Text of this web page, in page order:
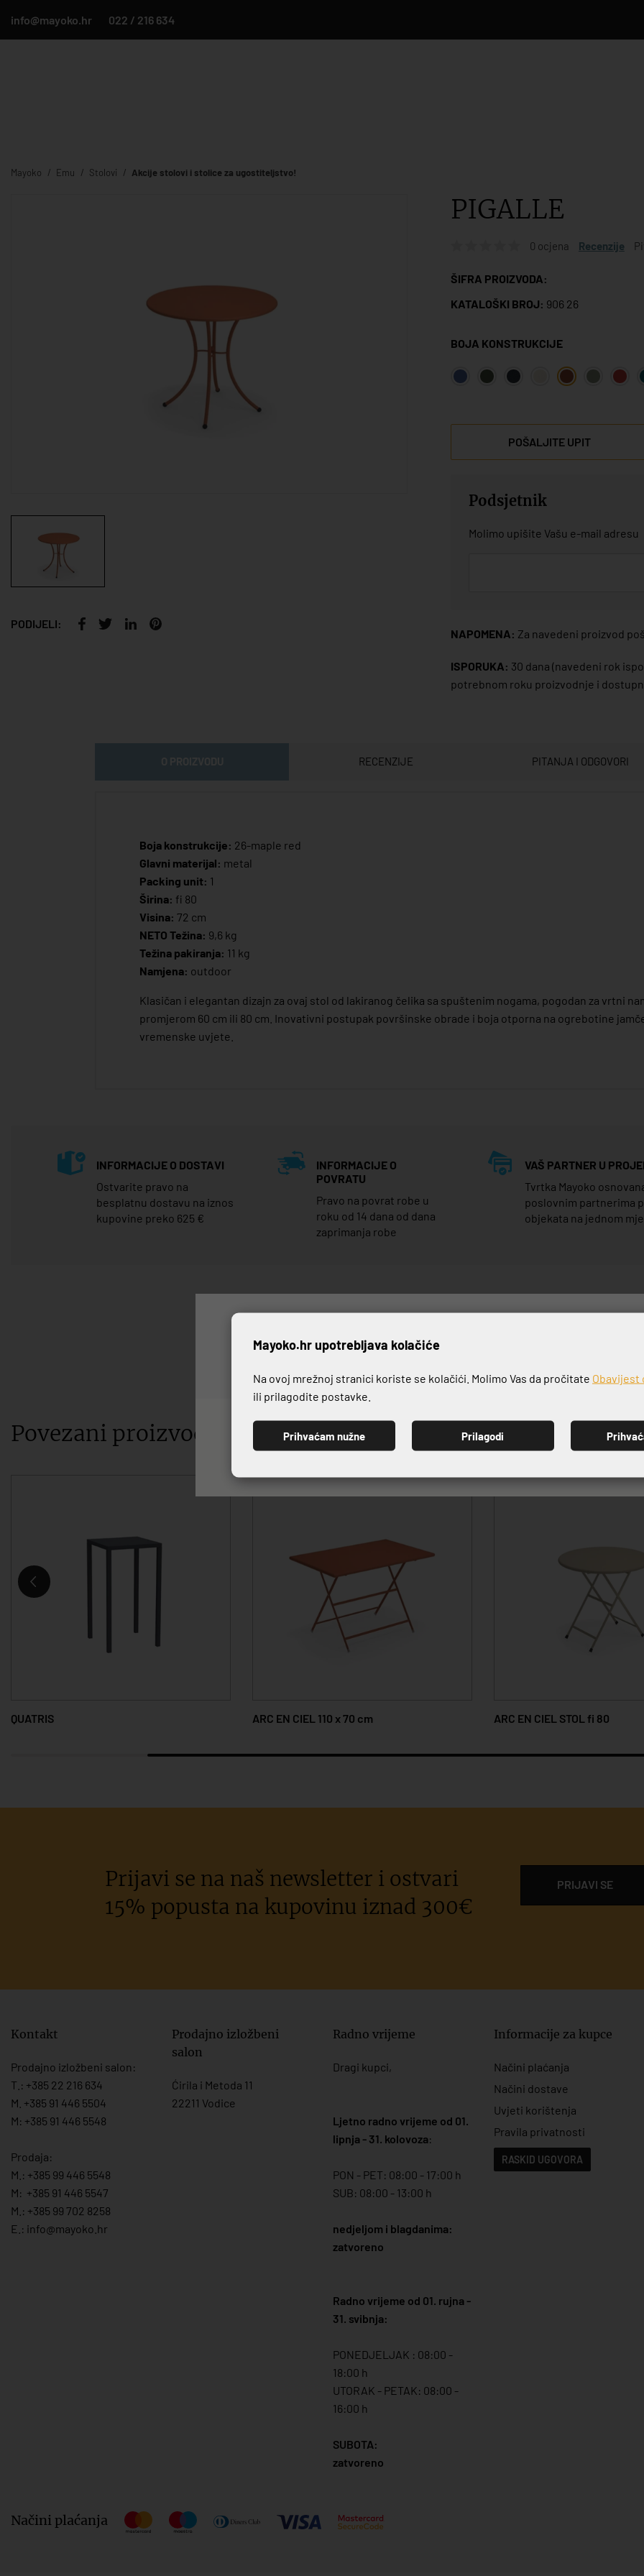
info@mayoko.hr 022 / 216 634
Mayoko Emu Stolovi Akcije stolovi i stolice za ugostiteljstvo!
PODIJELI:
PIGALLE
0 ocjena Recenzije
ŠIFRA PROIZVODA:
KATALOŠKI BROJ: 906 26
BOJA KONSTRUKCIJE
POŠALJITE UPIT
Podsjetnik
Molimo upišite Vašu e-mail adresu
NAPOMENA: Za navedeni proizvod
ISPORUKA: 30 dana (navedeni rok
potrebnom roku proizvodnje i
RECENZIJE PITANJA I ODGOVORI
Boja konstrukcije: 26-maple red
Glavni materijal: metal
Packing unit: 1
Širina: fi 80
Visina: 72 cm
NETO Težina: 9,6 kg
Težina pakiranja: 11 kg
Namjena: outdoor
Klasičan i elegantan dizajn za ovaj stol od lakiranog čelika sa spuštenim nogama, pogodan za vrtni
promjerom 60 cm ili 80 cm. Inovativni postupak površinske obrade i boja otporna na ogrebotine
vremenske uvjete.
INFORMACIJE O DOSTAVI
Ostvarite pravo na
besplatnu dostavu na iznos
kupovine preko 625 €
INFORMACIJE O
POVRATU
Pravo na povrat robe u
roku od 14 dana od dana
zaprimanja robe
VAŠ PARTNER U
Tvrtka Mayoko
poslovnim partnerima
objekata na jednom
Povezani proizvodi
ARC EN CIEL 110 x 70 cm ARC EN CIEL STOL fi 80 TERRAMARE
Prijavi se na naš newsletter i ostvari
15% popusta na kupovinu iznad 300€
PRIJAVI SE
Kontakt
Prodajno izložbeni salon:
T.: +385 22 216 634
M. +385 91 446 5504
M: +385 91 446 5548
Prodaja:
M.: +385 99 446 5548
M: +385 91 446 5547
M.: +385 99 702 8258
E.: info@mayoko. hr
Prodajno izložbeni
salon
Ćirila i Metoda 11
22211 Vodice
Radno vrijeme
Dragi kupci,
Ljetno radno vrijeme od 01.
lipnja - 31. kolovoza:
PON - PET: 08:00 - 17:00 h
SUB: 08:00 - 13:00 h
nedjeljom i blagdanima:
zatvoreno
Radno vrijeme od 01. rujna -
31. svibnja:
PONEDJELJAK : 08:00 -
18:00 h
UTORAK - PETAK: 08:00 -
16:00 h
SUBOTA:
zatvoreno
Informacije za kupce
Načini plaćanja
Načini dostave
Uvjeti korištenja
Pravila privatnosti
RASKID UGOVORA
Načini plaćanja
Prijavite se na naš
PRIJAVI SE
Mayoko.hr upotrebljava kolačiće
Na ovoj mrežnoj stranici koriste se kolačići. Molimo Vas da pročitate Obavijest
ili prilagodite postavke.
Prihvaćam nužne Prilagodi